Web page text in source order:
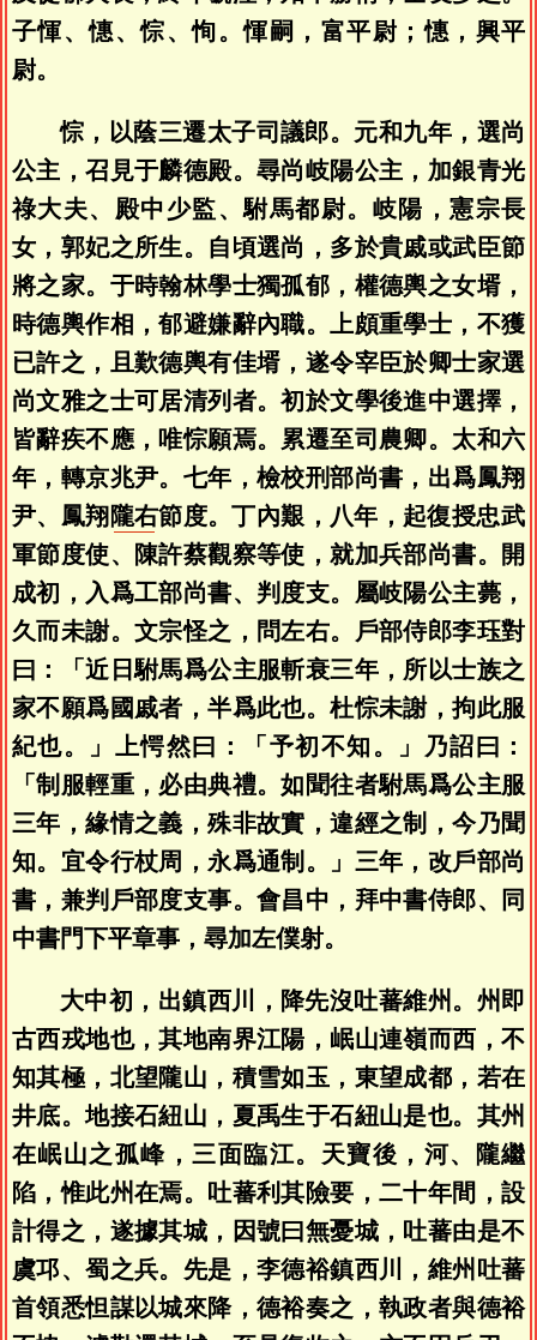
子惲、憓、悰、恂。惲嗣，富平尉；憓，興平
尉。
悰，以蔭三遷太子司議郎。元和九年，選尚
公主，召見于麟德殿。尋尚岐陽公主，加銀青光
祿大夫、殿中少監、駙馬都尉。岐陽，憲宗長
女，郭妃之所生。自頃選尚，多於貴戚或武臣節
將之家。于時翰林學士獨孤郁，權德輿之女壻，
時德輿作相，郁避嫌辭內職。上頗重學士，不獲
已許之，且歎德輿有佳壻，遂令宰臣於卿士家選
尚文雅之士可居清列者。初於文學後進中選擇，
皆辭疾不應，唯悰願焉。累遷至司農卿。太和六
年，轉京兆尹。七年，檢校刑部尚書，出爲鳳翔
尹、鳳翔 隴右節度。丁內艱，八年，起復授忠武
軍節度使、陳許蔡觀察等使，就加兵部尚書。開
成初，入爲工部尚書、判度支。屬岐陽公主薨，
久而未謝。文宗怪之，問左右。戶部侍郎李珏對
曰：「近日駙馬爲公主服斬衰三年，所以士族之
家不願爲國戚者，半爲此也。杜悰未謝，拘此服
紀也。」上愕然曰：「予初不知。」乃詔曰：
「制服輕重，必由典禮。如聞往者駙馬爲公主服
三年，緣情之義，殊非故實，違經之制，今乃聞
知。宜令行杖周，永爲通制。」三年，改戶部尚
書，兼判戶部度支事。會昌中，拜中書侍郎、同
中書門下平章事，尋加左僕射。
大中初，出鎮西川，降先沒吐蕃維州。州即
古西戎地也，其地南界江陽，岷山連嶺而西，不
知其極，北望隴山，積雪如玉，東望成都，若在
井底。地接石紐山，夏禹生于石紐山是也。其州
在岷山之孤峰，三面臨江。天寶後，河、隴繼
陷，惟此州在焉。吐蕃利其險要，二十年間，設
計得之，遂據其城，因號曰無憂城，吐蕃由是不
虞邛、蜀之兵。先是，李德裕鎮西川，維州吐蕃
首領悉怛謀以城來降，德裕奏之，執政者與德裕